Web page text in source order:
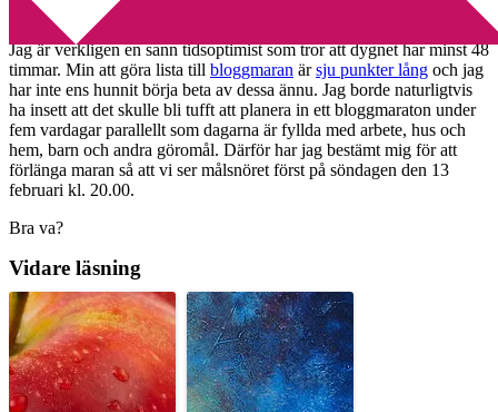
2011-02-09 by
Jag är verkligen en sann tidsoptimist som tror att dygnet har minst 48
timmar. Min att göra lista till bloggmaran ärsju punkter lång och jag
har inte ens hunnit börja beta av dessa ännu. Jag borde naturligtvis
ha insett att det skulle bli tufft att planera in ett bloggmaraton under
fem vardagar parallellt som dagarna är fyllda med arbete, hus och
hem, barn och andra göromål. Därför har jag bestämt mig för att
förlänga maran så att vi ser målsnöret först på söndagen den 13
februari kl. 20.00.
Bra va?
Vidare läsning